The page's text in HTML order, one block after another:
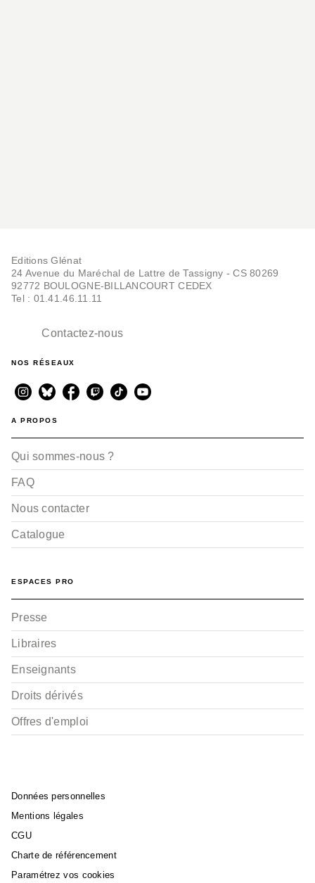
de Pipa et Mister Fi…
DOCUMENTAIRES ET LIVRES
Editions Glénat
24 Avenue du Maréchal de Lattre de Tassigny - CS 80269
92772 BOULOGNE-BILLANCOURT CEDEX
Tel : 01.41.46.11.11
Contactez-nous
NOS RÉSEAUX
A PROPOS
Qui sommes-nous ?
FAQ
Nous contacter
Catalogue
ESPACES PRO
Presse
Libraires
Enseignants
Droits dérivés
Offres d'emploi
Données personnelles
Mentions légales
CGU
Charte de référencement
Paramétrez vos cookies